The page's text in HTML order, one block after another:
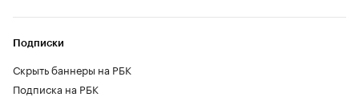
Подписки
Скрыть баннеры на РБК
Подписка на РБК